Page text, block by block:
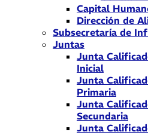
Capital
Dirección de
Subsecretaría de
Juntas
Junta
Inicial
Junta
Primaria
Junta
Secundaria
Junta